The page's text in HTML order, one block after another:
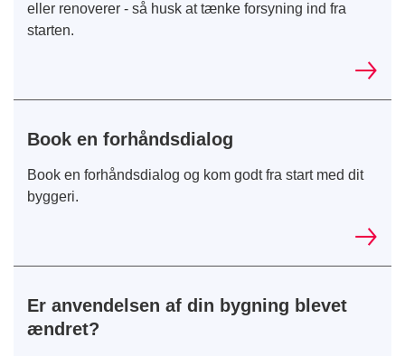
eller renoverer - så husk at tænke forsyning ind fra
starten.
Book en forhåndsdialog
Book en forhåndsdialog og kom godt fra start med dit
byggeri.
Er anvendelsen af din bygning blevet
ændret?